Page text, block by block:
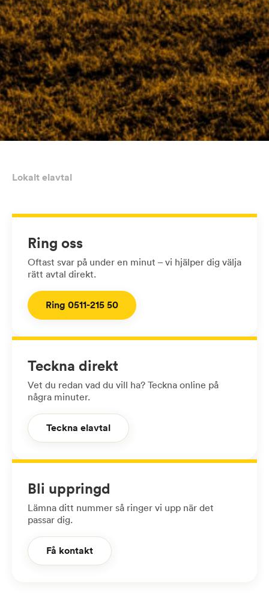
Lokalt elavtal
Ring oss
Oftast svar på under en minut – vi hjälper dig välja
rätt avtal direkt.
Ring 0511-215 50
Teckna direkt
Vet du redan vad du vill ha? Teckna online på
några minuter.
Teckna elavtal
Bli uppringd
Lämna ditt nummer så ringer vi upp när det
passar dig.
Få kontakt